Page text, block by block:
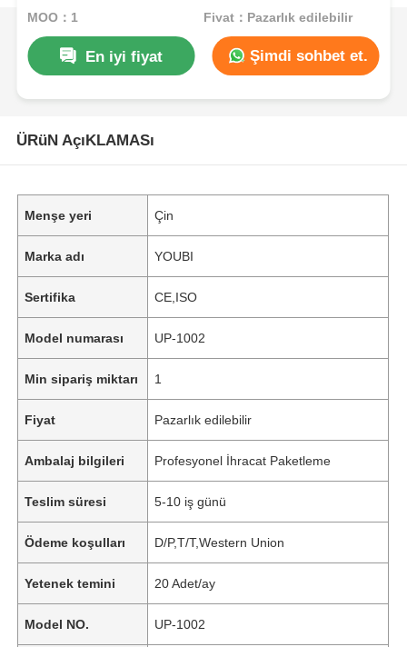
direnci testi için
MOQ：1 Fiyat：Pazarlık edilebilir
En iyi fiyat Şimdi sohbet et.
ÜRüN AçıKLAMASı
Menşe yeri Çin
Marka adı YOUBI
Sertifika CE,ISO
Model numarası UP-1002
Min sipariş miktarı 1
Fiyat Pazarlık edilebilir
Ambalaj bilgileri Profesyonel İhracat Paketleme
Teslim süresi 5-10 iş günü
Ödeme koşulları D/P,T/T,Western Union
Yetenek temini 20 Adet/ay
Model NO. UP-1002